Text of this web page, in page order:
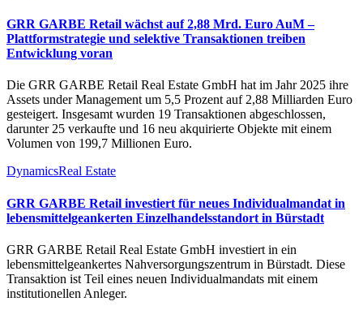
GRR GARBE Retail wächst auf 2,88 Mrd. Euro AuM –
Plattformstrategie und selektive Transaktionen treiben
Entwicklung voran
Die GRR GARBE Retail Real Estate GmbH hat im Jahr 2025 ihre
Assets under Management um 5,5 Prozent auf 2,88 Milliarden Euro
gesteigert. Insgesamt wurden 19 Transaktionen abgeschlossen,
darunter 25 verkaufte und 16 neu akquirierte Objekte mit einem
Volumen von 199,7 Millionen Euro.
DynamicsReal Estate
GRR GARBE Retail investiert für neues Individualmandat in
lebensmittelgeankerten Einzelhandelsstandort in Bürstadt
GRR GARBE Retail Real Estate GmbH investiert in ein
lebensmittelgeankertes Nahversorgungszentrum in Bürstadt. Diese
Transaktion ist Teil eines neuen Individualmandats mit einem
institutionellen Anleger.